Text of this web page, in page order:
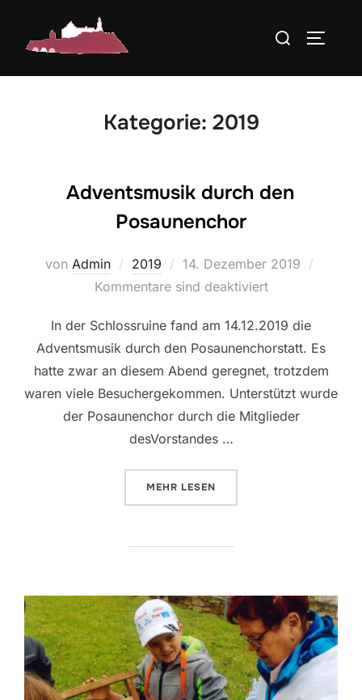
springen
Suchen
Kategorie: 2019
Adventsmusik durch den
Posaunenchor
von Admin 2019
Veröffentlicht
am
14. Dezember 2019
Kommentare sind deaktiviert
In der Schlossruine fand am 14.12.2019 die
Adventsmusik durch den Posaunenchorstatt. Es
hatte zwar an diesem Abend geregnet, trotzdem
waren viele Besuchergekommen. Unterstützt wurde
der Posaunenchor durch die Mitglieder
desVorstandes …
MEHR ÜBER „ADVENTSMUSIK DURCH
LESEN